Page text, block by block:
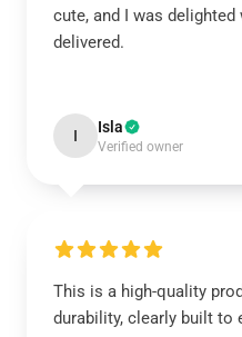
cute, and I was
delivered.
I Isla
Verified owner
This is a high-quality
durability, clearly built to